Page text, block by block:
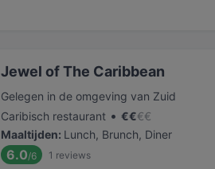
Jewel of The Caribbean
Gelegen in de omgeving van Zuid
Caribisch restaurant • €€€€
Maaltijden: Lunch, Brunch, Diner
6.0/6 1 reviews